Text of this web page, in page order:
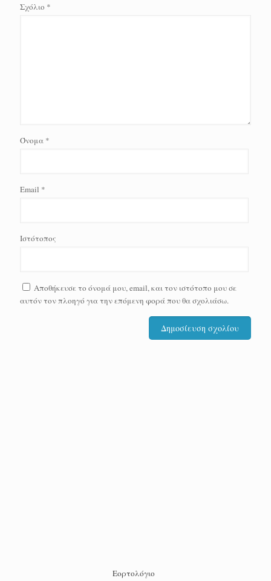
Σχόλιο *
Όνομα *
Email *
Ιστότοπος
Αποθήκευσε το όνομά μου, email, και τον ιστότοπο μου σε
αυτόν τον πλοηγό για την επόμενη φορά που θα σχολιάσω.
Εορτολόγιο